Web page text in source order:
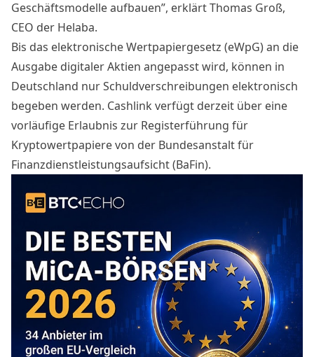
Geschäftsmodelle aufbauen”, erklärt Thomas Groß,
CEO der Helaba.
Bis das elektronische Wertpapiergesetz (eWpG) an die
Ausgabe digitaler Aktien angepasst wird, können in
Deutschland nur Schuldverschreibungen elektronisch
begeben werden. Cashlink verfügt derzeit über eine
vorläufige Erlaubnis zur Registerführung für
Kryptowertpapiere von der Bundesanstalt für
Finanzdienstleistungsaufsicht (BaFin).